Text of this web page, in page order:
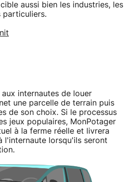
aussi bien les industries, les
particuliers.
internautes de louer
une parcelle de terrain puis
de son choix. Si le processus
jeux populaires, MonPotager
à la ferme réelle et livrera
l'internaute lorsqu'ils seront